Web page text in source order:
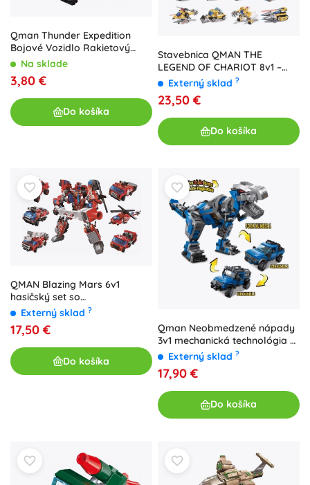
Qman Thunder Expedition
Bojové Vozidlo Rakietový
Dobyvateľ
Na sklade
3,80 €
Do košíka
Stavebnica QMAN THE
LEGEND OF CHARIOT 8v1 –
stavebná technika
Externý sklad ?
23,50 €
Do košíka
QMAN Blazing Mars 6v1
hasičský set so
stavebnicovým mechom
Externý sklad ?
17,50 €
Do košíka
Qman Neobmedzené nápady
3v1 mechanická technológia –
robotický dinosaurus a
terénne autá
Externý sklad ?
17,90 €
Do košíka